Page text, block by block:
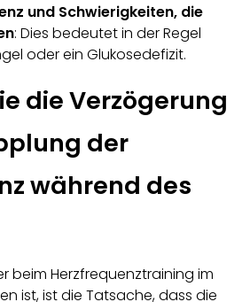
und Schwierigkeiten, die
: Dies bedeutet in der Regel
oder ein Glukosedefizit.
die Verzögerung
der
während des
beim Herzfrequenztraining im
ist, ist die Tatsache, dass die